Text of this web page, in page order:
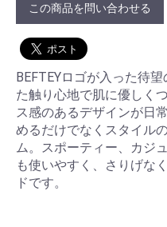
この商品を問い合わせる
BEFTEYロゴが入った待
た触り心地で肌に優しく
ス感のあるデザインが日
めるだけでなくスタイル
ム。スポーティー、カジ
も使いやすく、さりげな
ドです。